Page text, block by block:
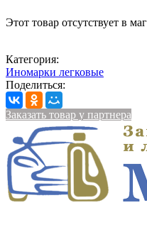
Этот товар отсутствует в
Категория:
Иномарки легковые
Поделиться:
Заказать товар у партнера